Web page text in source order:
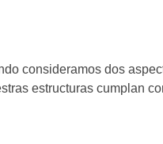
consideramos dos
estructuras cumplan